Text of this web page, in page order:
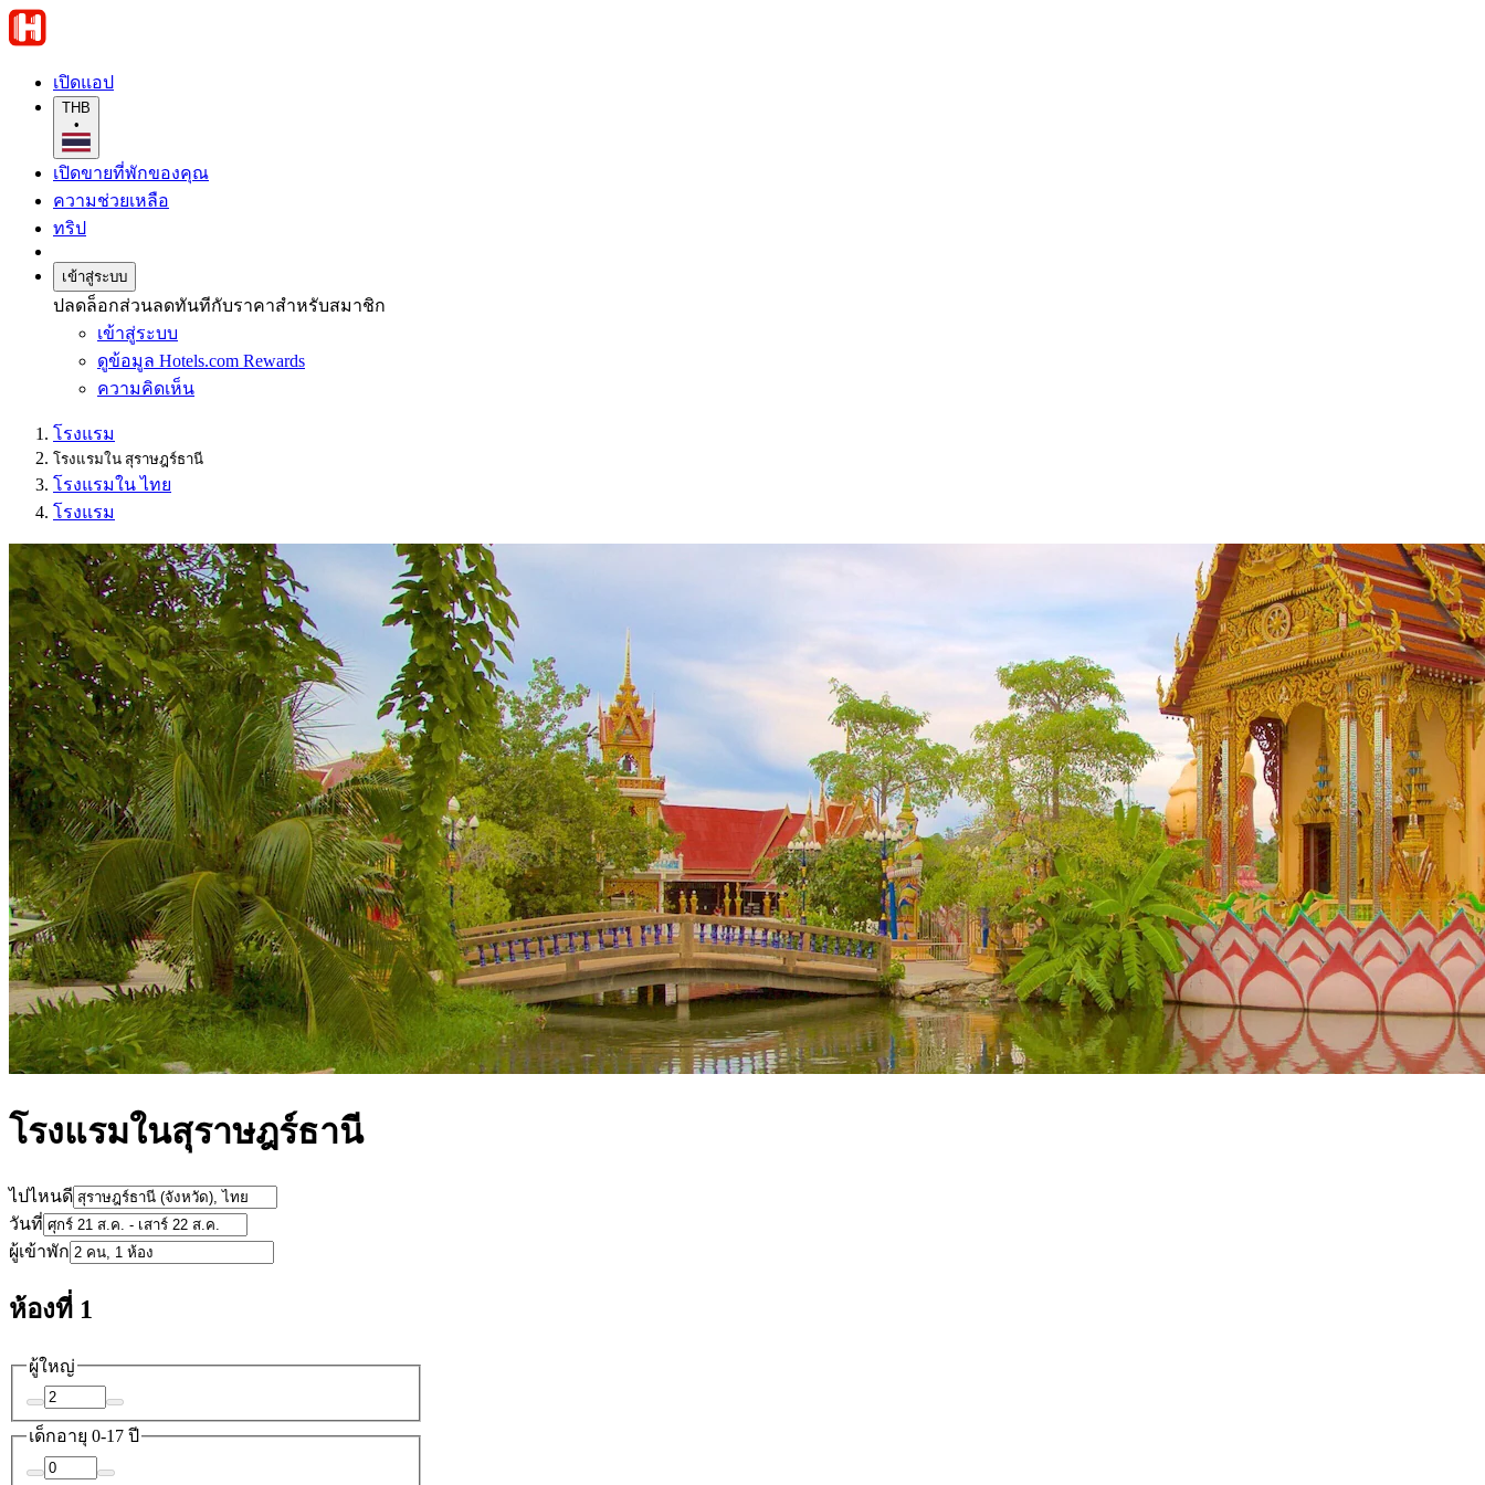
เปิดแอป
THB
•
เปิดขายที่พักของคุณ
ความช่วยเหลือ
ทริป
เข้าสู่ระบบ
ปลดล็อกส่วนลดทันทีกับราคาสำหรับสมาชิก
เข้าสู่ระบบ
ดูข้อมูล Hotels.com Rewards
ความคิดเห็น
โรงแรม
โรงแรมใน สุราษฎร์ธานี
โรงแรมใน ไทย
โรงแรม
โรงแรมในสุราษฎร์ธานี
ไปไหนดี
วันที่
ผู้เข้าพัก
ห้องที่ 1
ผู้ใหญ่
เด็กอายุ 0-17 ปี